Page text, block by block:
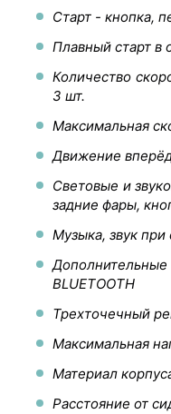
Старт - кнопка,
Плавный старт
Количество
3 шт.
Максимальная
Движение
Световые и
задние фары,
Музыка, звук при
BLUETOOTH
Трехточечный
Максимальная
Материал
Расстояние от